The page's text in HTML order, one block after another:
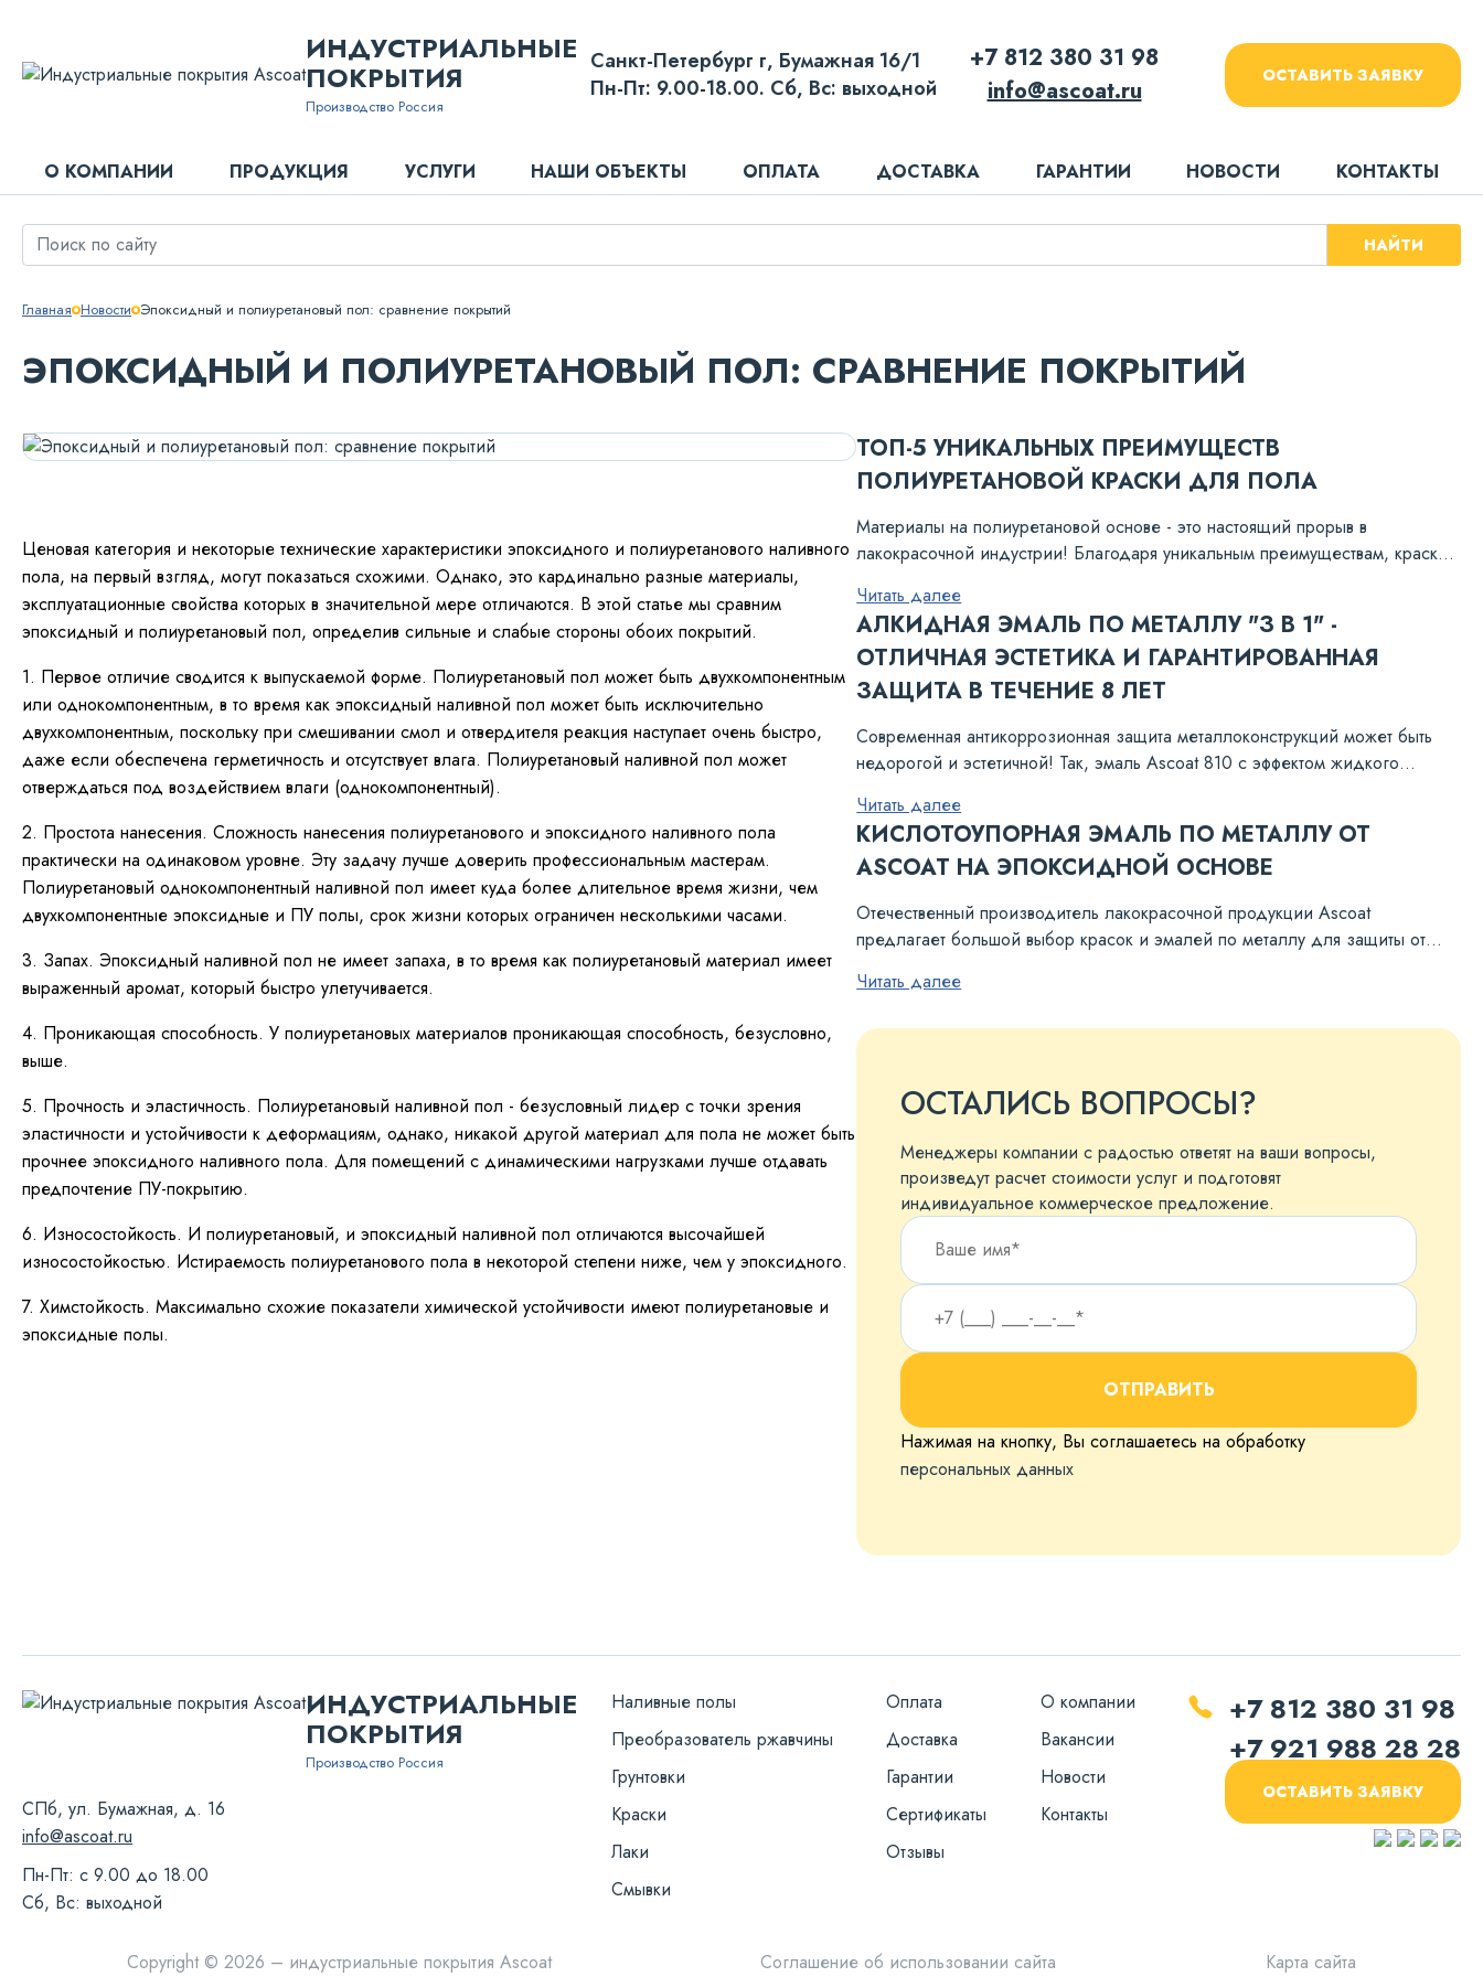
ИНДУСТРИАЛЬНЫЕ
ПОКРЫТИЯ
Производство Россия
Санкт-Петербург г, Бумажная 16/1
Пн-Пт: 9.00-18.00. Сб, Вс: выходной
+7 812 380 31 98
info@ascoat.ru
ОСТАВИТЬ ЗАЯВКУ
О КОМПАНИИ ПРОДУКЦИЯ УСЛУГИ НАШИ ОБЪЕКТЫ ОПЛАТА ДОСТАВКА ГАРАНТИИ НОВОСТИ КОНТАКТЫ
НАЙТИ
Главная Новости Эпоксидный и полиуретановый пол: сравнение покрытий
ЭПОКСИДНЫЙ И ПОЛИУРЕТАНОВЫЙ ПОЛ: СРАВНЕНИЕ ПОКРЫТИЙ
Ценовая категория и некоторые технические характеристики эпоксидного и полиуретанового наливного
пола, на первый взгляд, могут показаться схожими. Однако, это кардинально разные материалы,
эксплуатационные свойства которых в значительной мере отличаются. В этой статье мы сравним
эпоксидный и полиуретановый пол, определив сильные и слабые стороны обоих покрытий.
1. Первое отличие сводится к выпускаемой форме. Полиуретановый пол может быть двухкомпонентным
или однокомпонентным, в то время как эпоксидный наливной пол может быть исключительно
двухкомпонентным, поскольку при смешивании смол и отвердителя реакция наступает очень быстро,
даже если обеспечена герметичность и отсутствует влага. Полиуретановый наливной пол может
отверждаться под воздействием влаги (однокомпонентный).
2. Простота нанесения. Сложность нанесения полиуретанового и эпоксидного наливного пола
практически на одинаковом уровне. Эту задачу лучше доверить профессиональным мастерам.
Полиуретановый однокомпонентный наливной пол имеет куда более длительное время жизни, чем
двухкомпонентные эпоксидные и ПУ полы, срок жизни которых ограничен несколькими часами.
3. Запах. Эпоксидный наливной пол не имеет запаха, в то время как полиуретановый материал имеет
выраженный аромат, который быстро улетучивается.
4. Проникающая способность. У полиуретановых материалов проникающая способность, безусловно,
выше.
5. Прочность и эластичность. Полиуретановый наливной пол - безусловный лидер с точки зрения
эластичности и устойчивости к деформациям, однако, никакой другой материал для пола не может быть
прочнее эпоксидного наливного пола. Для помещений с динамическими нагрузками лучше отдавать
предпочтение ПУ-покрытию.
6. Износостойкость. И полиуретановый, и эпоксидный наливной пол отличаются высочайшей
износостойкостью. Истираемость полиуретанового пола в некоторой степени ниже, чем у эпоксидного.
7. Химстойкость. Максимально схожие показатели химической устойчивости имеют полиуретановые и
эпоксидные полы.
ТОП-5 УНИКАЛЬНЫХ ПРЕИМУЩЕСТВ
ПОЛИУРЕТАНОВОЙ КРАСКИ ДЛЯ ПОЛА
Материалы на полиуретановой основе - это настоящий прорыв в
лакокрасочной индустрии! Благодаря уникальным преимуществам, краски
популярностью практически во всех сферах.
Читать далее
АЛКИДНАЯ ЭМАЛЬ ПО МЕТАЛЛУ "З В 1" -
ОТЛИЧНАЯ ЭСТЕТИКА И ГАРАНТИРОВАННАЯ
ЗАЩИТА В ТЕЧЕНИЕ 8 ЛЕТ
Современная антикоррозионная защита металлоконструкций может быть
недорогой и эстетичной! Так, эмаль Ascoat 810 с эффектом жидкого
покрытие, обеспечивающее надежную защиту от ржавчины на протяжении
8 лет (при условии нанесения в 3 слоя).
Читать далее
КИСЛОТОУПОРНАЯ ЭМАЛЬ ПО МЕТАЛЛУ ОТ
ASCOAT НА ЭПОКСИДНОЙ ОСНОВЕ
Отечественный производитель лакокрасочной продукции Ascoat
предлагает большой выбор красок и эмалей по металлу для защиты от
Читать далее
ОСТАЛИСЬ ВОПРОСЫ?
Менеджеры компании с радостью ответят на ваши вопросы,
произведут расчет стоимости услуг и подготовят
индивидуальное коммерческое предложение.
ОТПРАВИТЬ
Нажимая на кнопку, Вы соглашаетесь на обработку
персональных данных
ИНДУСТРИАЛЬНЫЕ
ПОКРЫТИЯ
Производство Россия
СПб, ул. Бумажная, д. 16
info@ascoat.ru
Пн-Пт: с 9.00 до 18.00
Сб, Вс: выходной
Наливные полы
Преобразователь ржавчины
Грунтовки
Краски
Лаки
Смывки
Оплата
Доставка
Гарантии
Сертификаты
Отзывы
О компании
Вакансии
Новости
Контакты
+7 812 380 31 98
+7 921 988 28 28
ОСТАВИТЬ ЗАЯВКУ
Copyright © 2026 – индустриальные покрытия Ascoat Соглашение об использовании сайта Карта сайта